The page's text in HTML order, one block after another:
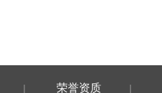
| 荣誉资质 |